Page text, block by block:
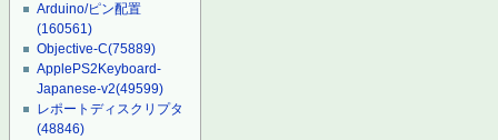
Arduino/ピン配置
(160561)
Objective-C(75889)
ApplePS2Keyboard-
Japanese-v2(49599)
レポートディスクリプタ
(48846)